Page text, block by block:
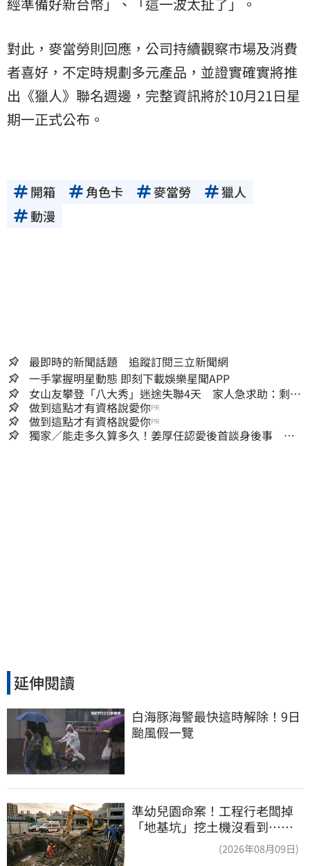
對此，麥當勞則回應，公司持續觀察市場及消費
者喜好，不定時規劃多元產品，並證實確實將推
出《獵人》聯名週邊，完整資訊將於10月21日星
期一正式公布。
開箱 角色卡 麥當勞
獵人
動漫
最即時的新聞話題 追蹤訂閱三立新聞網
一手掌握明星動態 即刻下載娛樂星聞APP
女山友攀登「八大秀」迷途失聯4天 家人急求助：剩我
媽還沒找到
做到這點才有資格說愛你PR
做到這點才有資格說愛你PR
獨家／能走多久算多久！姜厚任認愛後首談身後事
延伸閱讀
白海豚海警最快這時解除！9日
颱風假一覽
準幼兒園命案！工程行老闆掉
「地基坑」挖土機沒看到…下
(2026年08月09日)